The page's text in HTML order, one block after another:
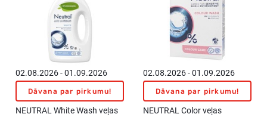
02.08.2026 - 01.09.2026
Dāvana par pirkumu!
NEUTRAL White Wash veļas
02.08.2026 - 01.09.2026
Dāvana par pirkumu!
NEUTRAL Color veļas